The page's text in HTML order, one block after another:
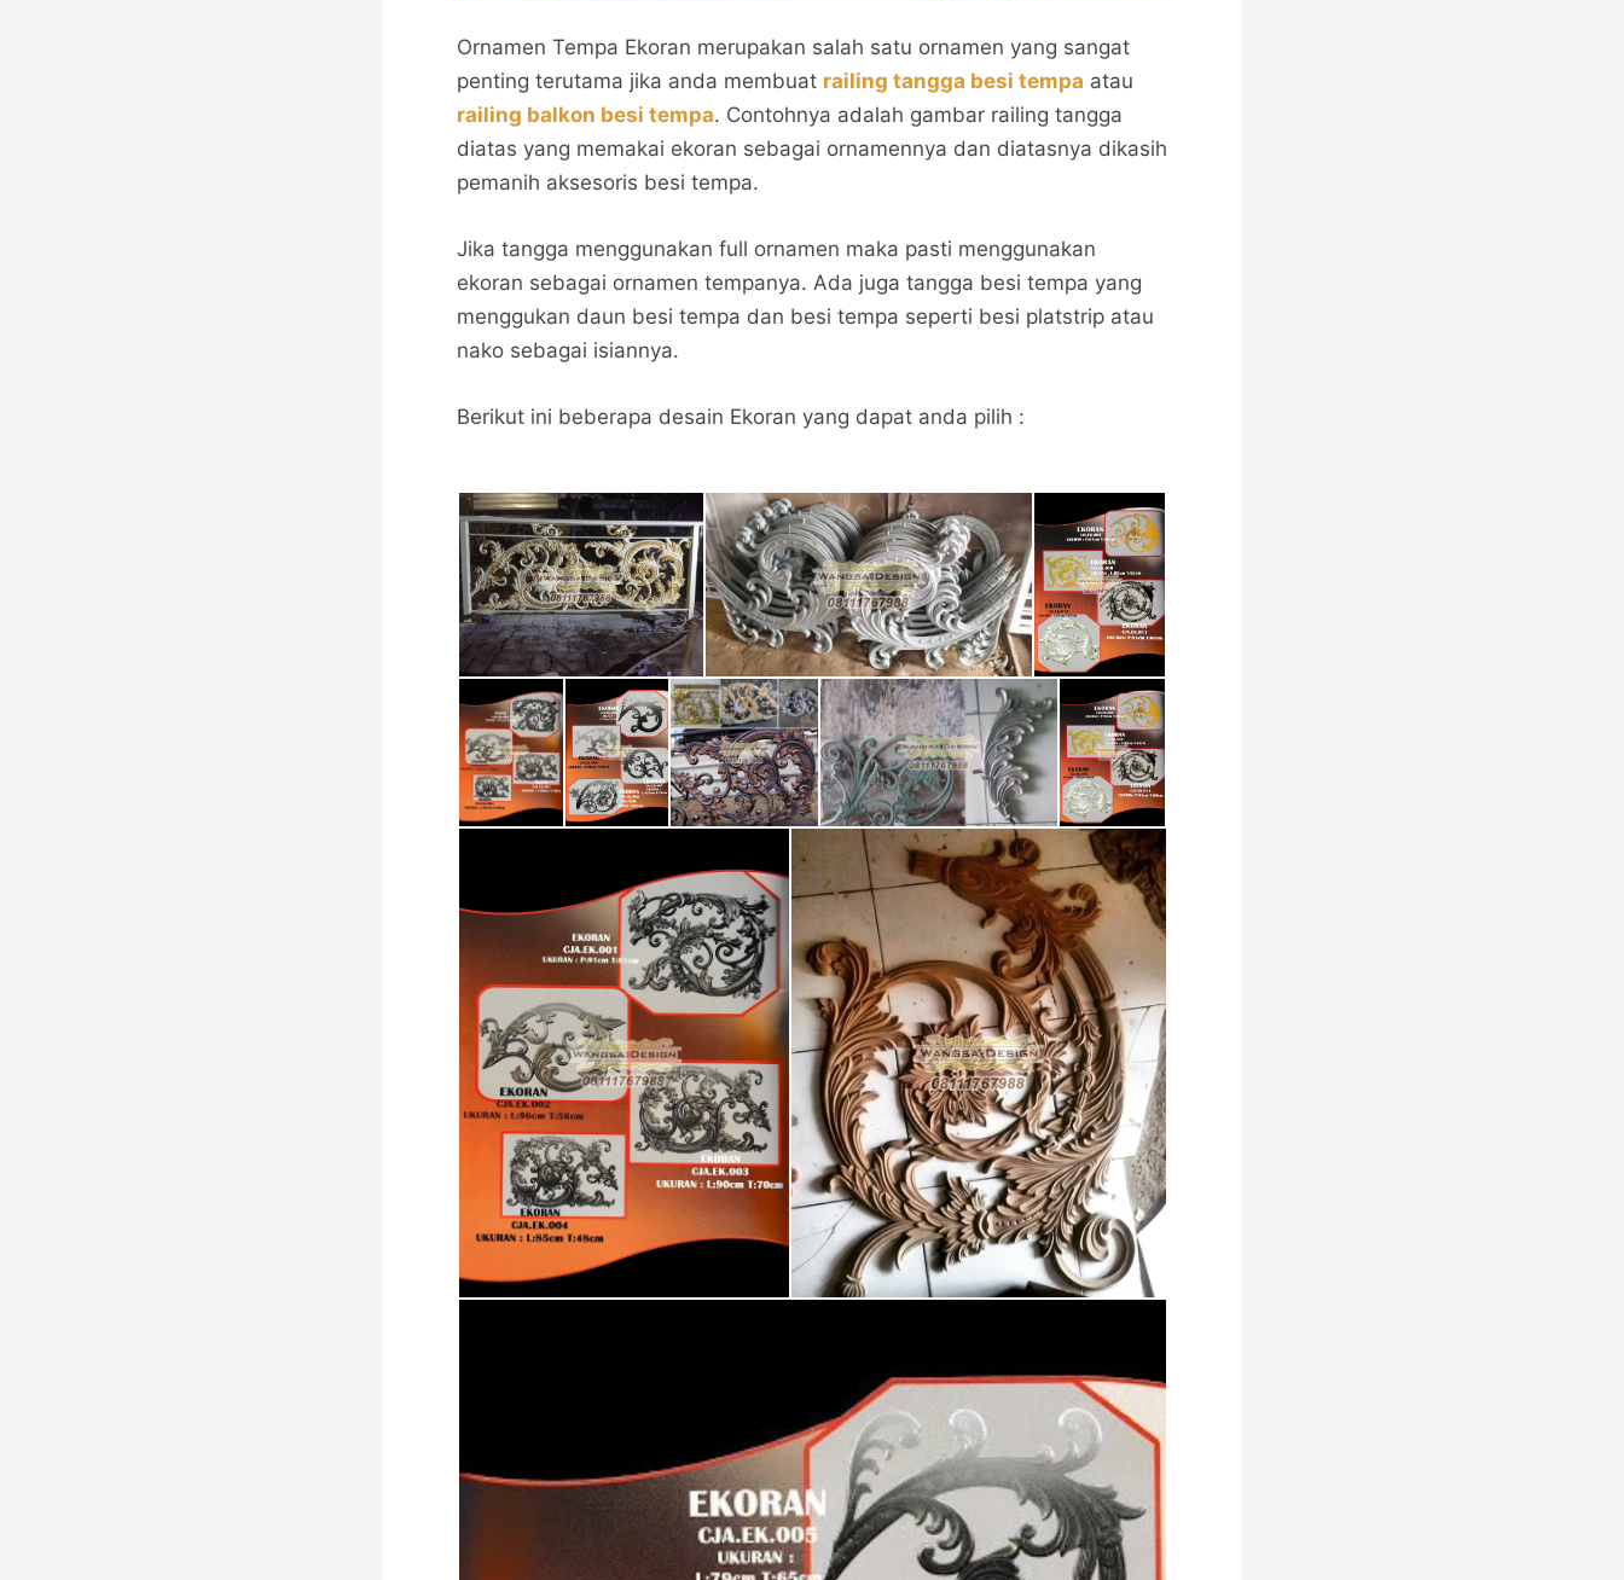
Ornamen Tempa Ekoran merupakan salah satu ornamen yang sangat
penting terutama jika anda membuat railing tangga besi tempa atau
railing balkon besi tempa. Contohnya adalah gambar railing tangga
diatas yang memakai ekoran sebagai ornamennya dan diatasnya dikasih
pemanih aksesoris besi tempa.
Jika tangga menggunakan full ornamen maka pasti menggunakan
ekoran sebagai ornamen tempanya. Ada juga tangga besi tempa yang
menggukan daun besi tempa dan besi tempa seperti besi platstrip atau
nako sebagai isiannya.
Berikut ini beberapa desain Ekoran yang dapat anda pilih :